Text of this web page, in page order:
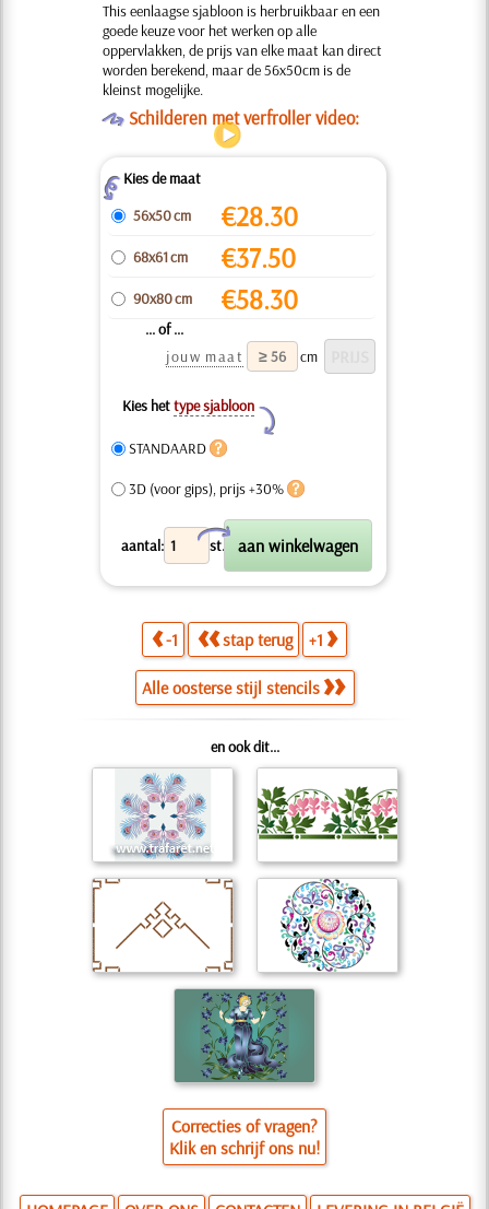
This eenlaagse sjabloon is herbruikbaar en een
goede keuze voor het werken op alle
oppervlakken, de prijs van elke maat kan direct
worden berekend, maar de 56x50cm is de
kleinst mogelijke.
OSchilderen met verfroller video:
ZKies de maat
56x50 cm
€28.30
68x61 cm €37.50
90x80 cm €58.30
... of ...
jouw maat
cm
Kies hettype sjabloon
Y
STANDAARD
3D (voor gips), prijs +30%
aantal: st.
X
-1 stap terug +1
Alle oosterse stijl stencils
en ook dit...
Correcties of vragen?
Klik en schrijf ons nu!